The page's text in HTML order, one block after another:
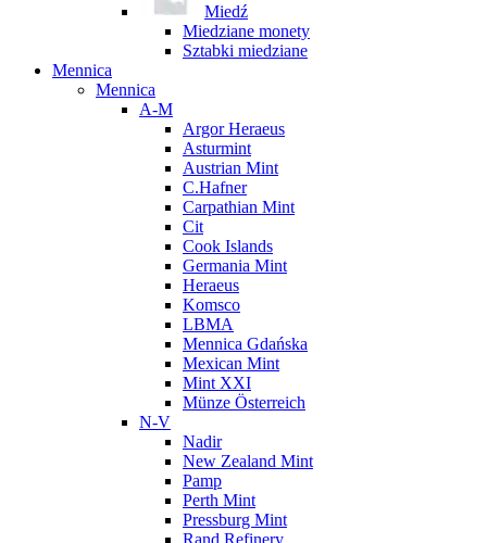
Miedź
Miedziane monety
Sztabki miedziane
Mennica
Mennica
A-M
Argor Heraeus
Asturmint
Austrian Mint
C.Hafner
Carpathian Mint
Cit
Cook Islands
Germania Mint
Heraeus
Komsco
LBMA
Mennica Gdańska
Mexican Mint
Mint XXI
Münze Österreich
N-V
Nadir
New Zealand Mint
Pamp
Perth Mint
Pressburg Mint
Rand Refinery